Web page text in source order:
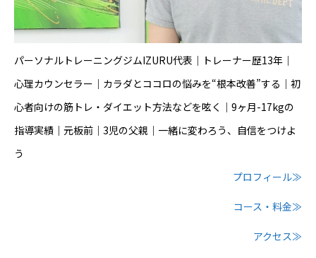
パーソナルトレーニングジムIZURU代表｜トレーナー歴13年｜
心理カウンセラー｜カラダとココロの悩みを“根本改善”する｜初
心者向けの筋トレ・ダイエット方法などを呟く｜9ヶ月-17kgの
指導実績｜元板前｜3児の父親｜一緒に変わろう、自信をつけよ
う
プロフィール≫
コース・料金≫
アクセス≫